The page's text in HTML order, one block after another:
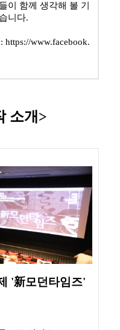
이 함께 생각해 볼 기
니다.
https://www.facebook.
소개>
'新모던타임즈'